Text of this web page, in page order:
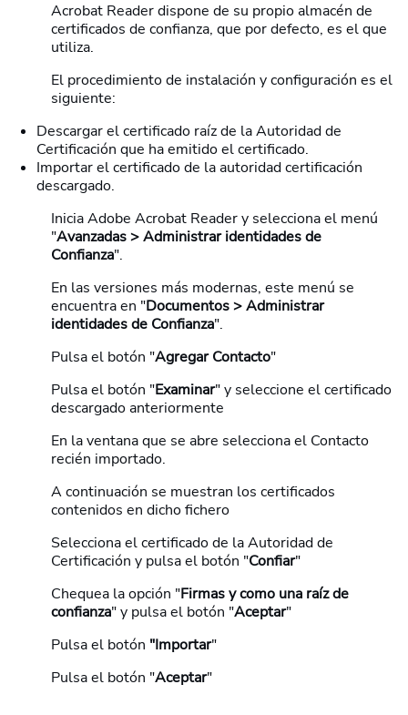
Acrobat Reader dispone de su propio almacén de
certificados de confianza, que por defecto, es el que
utiliza.
El procedimiento de instalación y configuración es el
siguiente:
Descargar el certificado raíz de la Autoridad de
Certificación que ha emitido el certificado.
Importar el certificado de la autoridad certificación
descargado.
Inicia Adobe Acrobat Reader y selecciona el menú
"Avanzadas > Administrar identidades de
Confianza".
En las versiones más modernas, este menú se
encuentra en "Documentos > Administrar
identidades de Confianza".
Pulsa el botón "Agregar Contacto"
Pulsa el botón "Examinar" y seleccione el certificado
descargado anteriormente
En la ventana que se abre selecciona el Contacto
recién importado.
A continuación se muestran los certificados
contenidos en dicho fichero
Selecciona el certificado de la Autoridad de
Certificación y pulsa el botón "Confiar"
Chequea la opción "Firmas y como una raíz de
confianza" y pulsa el botón "Aceptar"
Pulsa el botón "Importar"
Pulsa el botón "Aceptar"